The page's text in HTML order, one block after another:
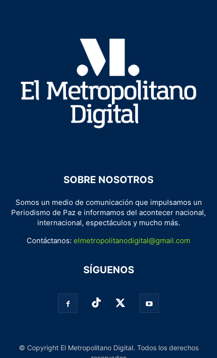
SOBRE NOSOTROS
Somos un medio de comunicación que impulsamos un
Periodismo de Paz e informamos del acontecer nacional,
internacional, espectáculos y mucho más.
Contáctanos: elmetropolitanodigital@gmail.com
SÍGUENOS
© Copyright El Metropolitano Digital. Todos los derechos